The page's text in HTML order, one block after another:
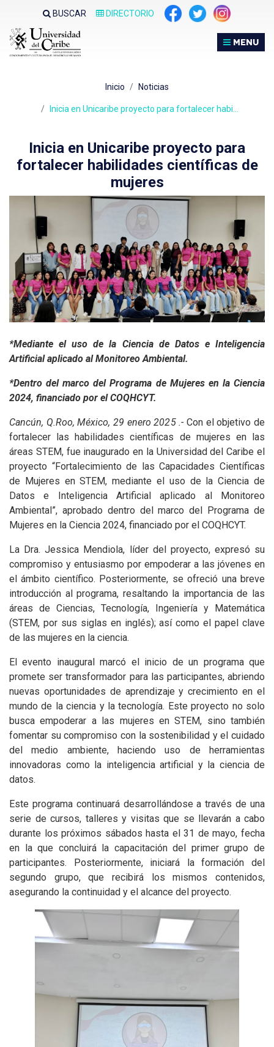
sitio
web
BUSCAR DIRECTORIO
MENU
Inicio Noticias
Inicia en Unicaribe proyecto para fortalecer habi…
Inicia en Unicaribe proyecto para
fortalecer habilidades científicas de
mujeres
*Mediante el uso de la Ciencia de Datos e Inteligencia
Artificial aplicado al Monitoreo Ambiental.
*Dentro del marco del Programa de Mujeres en la Ciencia
2024, financiado por el COQHCYT.
Cancún, Q.Roo, México, 29 enero 2025 .- Con el objetivo de
fortalecer las habilidades científicas de mujeres en las
áreas STEM, fue inaugurado en la Universidad del Caribe el
proyecto “Fortalecimiento de las Capacidades Científicas
de Mujeres en STEM, mediante el uso de la Ciencia de
Datos e Inteligencia Artificial aplicado al Monitoreo
Ambiental”, aprobado dentro del marco del Programa de
Mujeres en la Ciencia 2024, financiado por el COQHCYT.
La Dra. Jessica Mendiola, líder del proyecto, expresó su
compromiso y entusiasmo por empoderar a las jóvenes en
el ámbito científico. Posteriormente, se ofreció una breve
introducción al programa, resaltando la importancia de las
áreas de Ciencias, Tecnología, Ingeniería y Matemática
(STEM, por sus siglas en inglés); así como el papel clave
de las mujeres en la ciencia.
El evento inaugural marcó el inicio de un programa que
promete ser transformador para las participantes, abriendo
nuevas oportunidades de aprendizaje y crecimiento en el
mundo de la ciencia y la tecnología. Este proyecto no solo
busca empoderar a las mujeres en STEM, sino también
fomentar su compromiso con la sostenibilidad y el cuidado
del medio ambiente, haciendo uso de herramientas
innovadoras como la inteligencia artificial y la ciencia de
datos.
Este programa continuará desarrollándose a través de una
serie de cursos, talleres y visitas que se llevarán a cabo
durante los próximos sábados hasta el 31 de mayo, fecha
en la que concluirá la capacitación del primer grupo de
participantes. Posteriormente, iniciará la formación del
segundo grupo, que recibirá los mismos contenidos,
asegurando la continuidad y el alcance del proyecto.